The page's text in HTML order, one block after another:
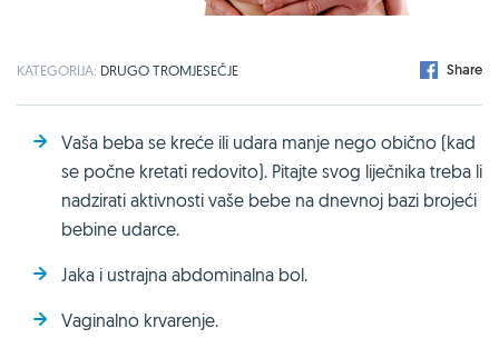
KATEGORIJA: DRUGO TROMJESEČJE Share
Vaša beba se kreće ili udara manje nego obično (kad
se počne kretati redovito). Pitajte svog liječnika treba li
nadzirati aktivnosti vaše bebe na dnevnoj bazi brojeći
bebine udarce.
Jaka i ustrajna abdominalna bol.
Vaginalno krvarenje.